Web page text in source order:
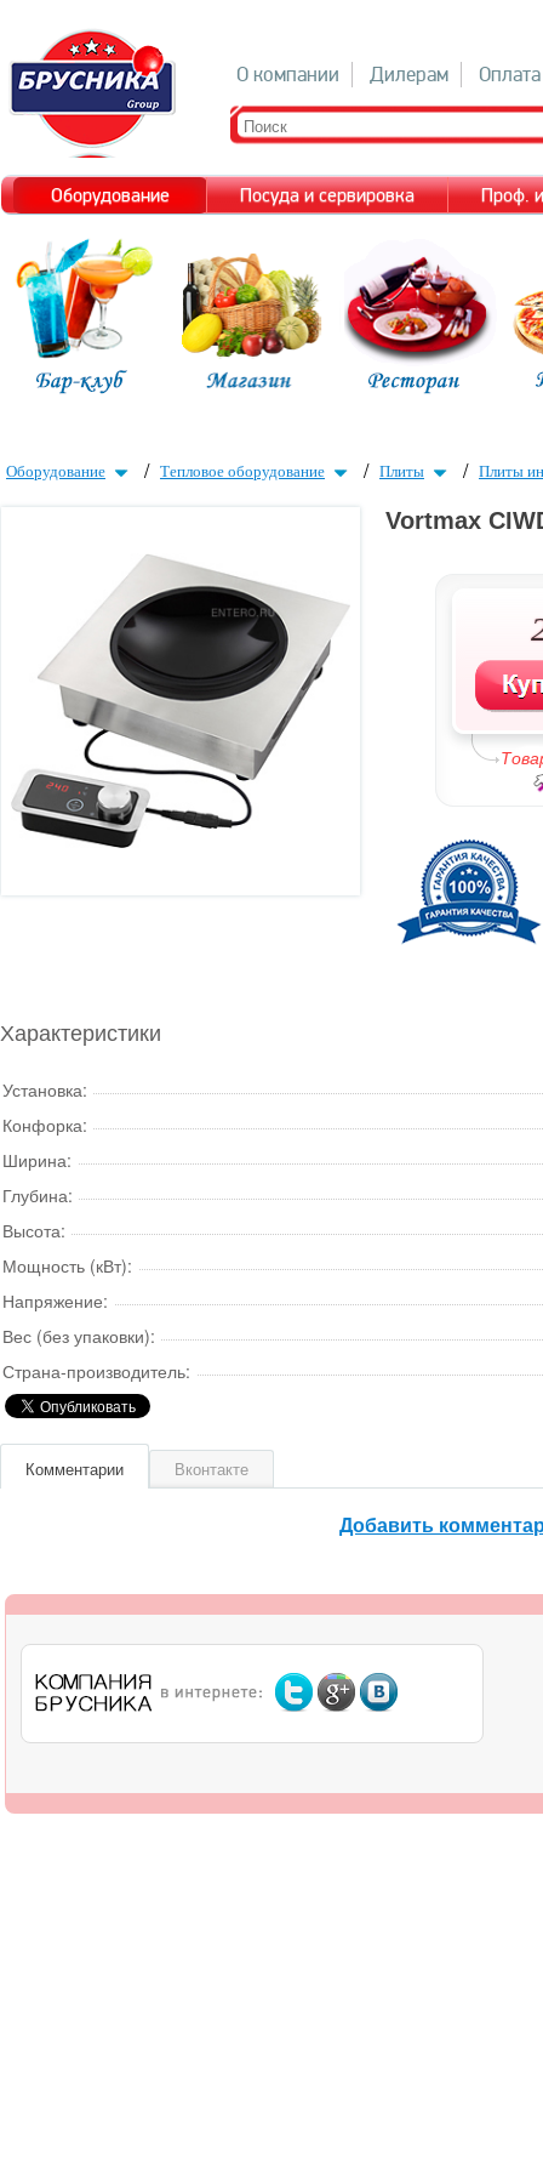
О компании Дилерам Оплата
Оборудование Посуда и сервировка Проф.
Оборудование / Тепловое оборудование / Плиты / Плиты
Vortmax
Характеристики
Установка:
Конфорка:
Ширина:
Глубина:
Высота:
Мощность (кВт):
Напряжение:
Вес (без упаковки):
Страна-производитель:
Комментарии Вконтакте
Добавить